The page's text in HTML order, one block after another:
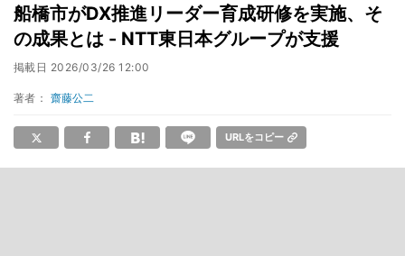
船橋市がDX推進リーダー育成研修を実施、そ
の成果とは - NTT東日本グループが支援
掲載日 2026/03/26 12:00
著者： 齋藤公二
URLをコピー